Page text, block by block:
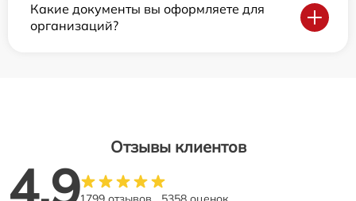
Какие документы вы оформляете для
организаций?
Отзывы клиентов
4.9